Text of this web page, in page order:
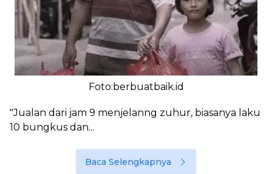
Foto:berbuatbaik.id
"Jualan dari jam 9 menjelanng zuhur, biasanya laku
10 bungkus dan...
Baca Selengkapnya